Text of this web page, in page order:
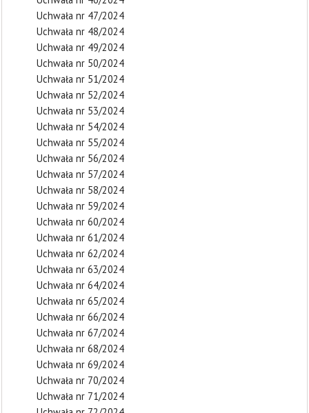
Uchwała nr 47/2024
Uchwała nr 48/2024
Uchwała nr 49/2024
Uchwała nr 50/2024
Uchwała nr 51/2024
Uchwała nr 52/2024
Uchwała nr 53/2024
Uchwała nr 54/2024
Uchwała nr 55/2024
Uchwała nr 56/2024
Uchwała nr 57/2024
Uchwała nr 58/2024
Uchwała nr 59/2024
Uchwała nr 60/2024
Uchwała nr 61/2024
Uchwała nr 62/2024
Uchwała nr 63/2024
Uchwała nr 64/2024
Uchwała nr 65/2024
Uchwała nr 66/2024
Uchwała nr 67/2024
Uchwała nr 68/2024
Uchwała nr 69/2024
Uchwała nr 70/2024
Uchwała nr 71/2024